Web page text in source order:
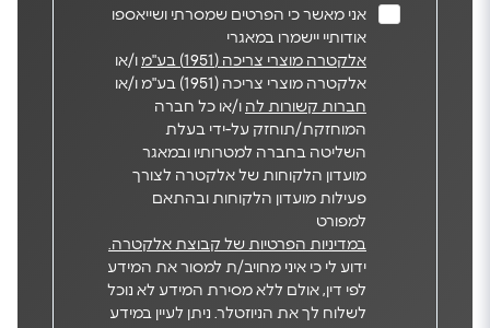
אני מאשר כי הפרטים שמסרתי ושייאספו
אודותיי יישמרו במאגרי
אלקטרה מוצרי צריכה (1951) בע"מ
ו/או
אלקטרה מוצרי צריכה (1951) בע"מ ו/או
חברות קשורות לה ו/או כל חברה
המוחזקת/תוחזק על-ידי בעלת
השליטה בחברה למטרותיו ובמאגר
מועדון הלקוחות של אלקטרה לצורך
פעילות מועדון הלקוחות ובהתאם
למפורט
במדיניות הפרטיות של קבוצת אלקטרה.
ידוע לי כי איני מחויב/ת למסור את המידע
לפי דין, אולם ללא מסירת המידע לא נוכל
לשלוח לך את הניוזטלר. ניתן לעיין במידע